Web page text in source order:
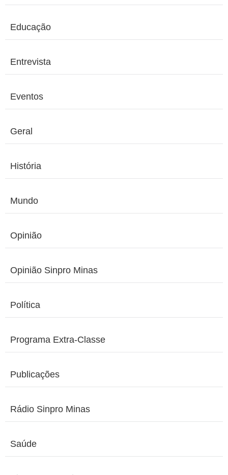
Educação
Entrevista
Eventos
Geral
História
Mundo
Opinião
Opinião Sinpro Minas
Política
Programa Extra-Classe
Publicações
Rádio Sinpro Minas
Saúde